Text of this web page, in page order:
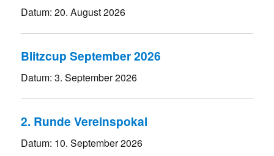
Datum:20. August 2026
Blitzcup September 2026
Datum:3. September 2026
2. Runde Vereinspokal
Datum: 10. September 2026